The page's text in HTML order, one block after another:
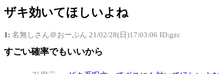
ザキ効いてほしいよね
1: 名無しさん＠おーぷん 21/02/28(日)17:03:06 ID:gzc
すごい確率でもいいから